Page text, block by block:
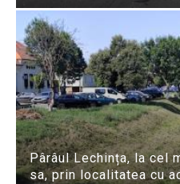
Pârâul Lechința, la cel
sa, prin localitatea cu